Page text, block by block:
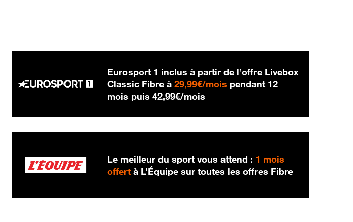
Eurosport 1 inclus à partir de l’offre Livebox
Classic Fibre à29,99€/mois 29,99 € par mois
pendant 12
mois puis42,99€/mois
Le meilleur du sport vous attend : 1 mois
offert à L’Équipe sur toutes les offres Fibre